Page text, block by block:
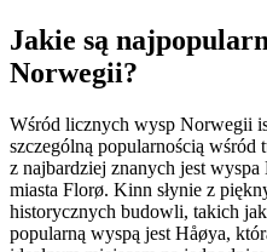
Jakie są
Norwegii?
Wśród licznych wysp Norwegii
szczególną popularnością wśród
z najbardziej znanych jest
miasta Florø. Kinn słynie z
historycznych budowli, takich
popularną wyspą jest Håøya,